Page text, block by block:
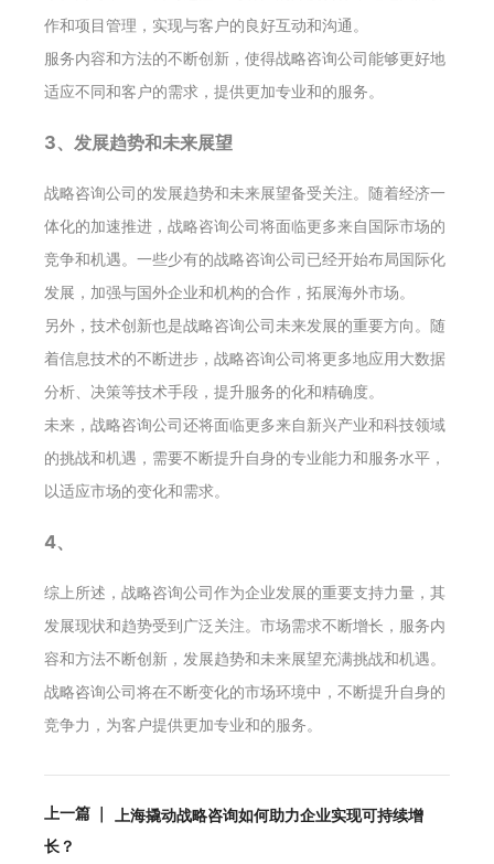
作和项目管理，实现与客户的良好互动和沟通。
服务内容和方法的不断创新，使得战略咨询公司能够更好地
适应不同和客户的需求，提供更加专业和的服务。
3、发展趋势和未来展望
战略咨询公司的发展趋势和未来展望备受关注。随着经济一
体化的加速推进，战略咨询公司将面临更多来自国际市场的
竞争和机遇。一些少有的战略咨询公司已经开始布局国际化
发展，加强与国外企业和机构的合作，拓展海外市场。
另外，技术创新也是战略咨询公司未来发展的重要方向。随
着信息技术的不断进步，战略咨询公司将更多地应用大数据
分析、决策等技术手段，提升服务的化和精确度。
未来，战略咨询公司还将面临更多来自新兴产业和科技领域
的挑战和机遇，需要不断提升自身的专业能力和服务水平，
以适应市场的变化和需求。
4、
综上所述，战略咨询公司作为企业发展的重要支持力量，其
发展现状和趋势受到广泛关注。市场需求不断增长，服务内
容和方法不断创新，发展趋势和未来展望充满挑战和机遇。
战略咨询公司将在不断变化的市场环境中，不断提升自身的
竞争力，为客户提供更加专业和的服务。
上一篇 ｜
上海撬动战略咨询如何助力企业实现可持续增
长？